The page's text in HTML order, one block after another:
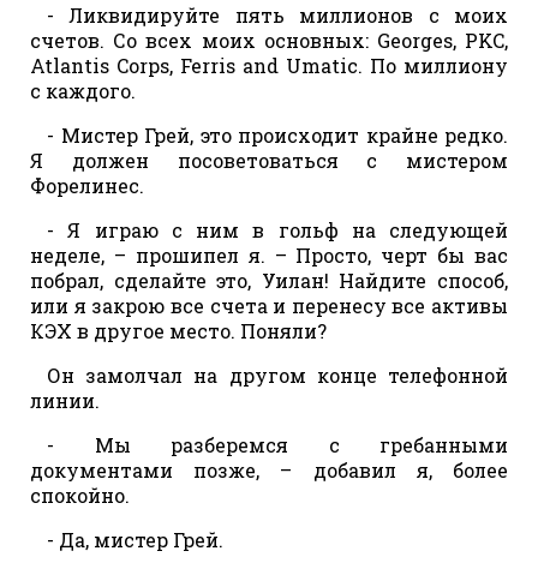
- Ликвидируйте пять миллионов с моих
счетов. Со всех моих основных: Georges, PKC,
Atlantis Corps, Ferris and Umatic. По миллиону
с каждого.
- Мистер Грей, это происходит крайне редко.
Я должен посоветоваться с мистером
Форелинес.
- Я играю с ним в гольф на следующей
неделе, – прошипел я. – Просто, черт бы вас
побрал, сделайте это, Уилан! Найдите способ,
или я закрою все счета и перенесу все активы
КЭХ в другое место. Поняли?
Он замолчал на другом конце телефонной
линии.
- Мы разберемся с гребанными
документами позже, – добавил я, более
спокойно.
- Да, мистер Грей.